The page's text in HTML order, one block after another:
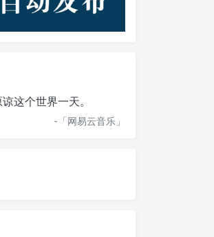
这个世界一天。
-「网易云音乐 」